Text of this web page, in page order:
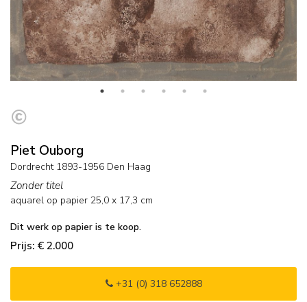
Piet Ouborg
Dordrecht 1893-1956 Den Haag
Zonder titel
aquarel op papier 25,0 x 17,3 cm
Dit werk op papier is te koop.
Prijs: € 2.000
+31 (0) 318 652888